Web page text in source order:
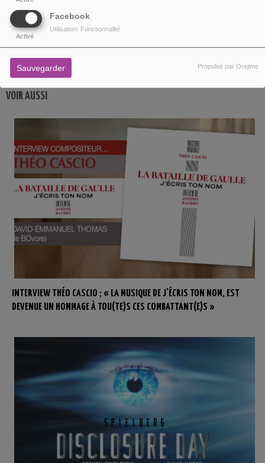
Facebook
Activé
Utilisation: Fonctionnalité
Sauvegarder Propulsé par Orejime
PARTAGEZ !
VOIR AUSSI
INTERVIEW THÉO CASCIO ; « LA MUSIQUE DE J’ÉCRIS TON NOM, EST
DEVENUE UN HOMMAGE À TOU(TE)S CES COMBATTANT(E)S »